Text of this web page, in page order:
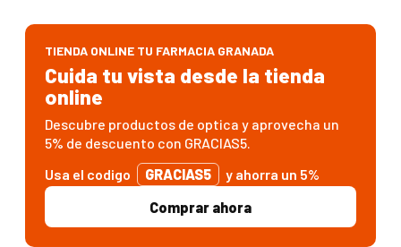
TIENDA ONLINE TU FARMACIA GRANADA
Cuida tu vista desde la tienda
online
Descubre productos de optica y aprovecha un
5% de descuento con GRACIAS5.
Usa el codigo
GRACIAS5
y ahorra un 5%
Comprar ahora